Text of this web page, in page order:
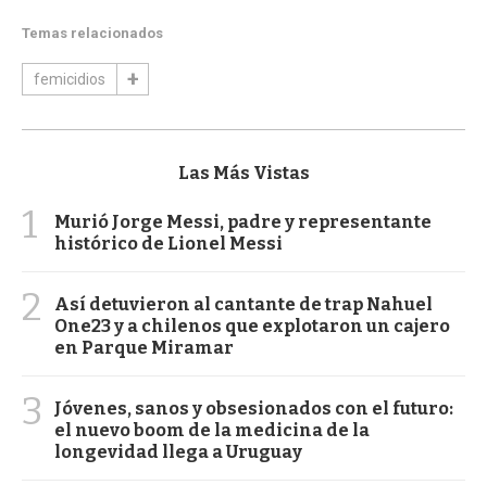
Temas relacionados
femicidios
Las Más Vistas
1
Murió Jorge Messi, padre y representante
histórico de Lionel Messi
2
Así detuvieron al cantante de trap Nahuel
One23 y a chilenos que explotaron un cajero
en Parque Miramar
3
Jóvenes, sanos y obsesionados con el futuro:
el nuevo boom de la medicina de la
longevidad llega a Uruguay